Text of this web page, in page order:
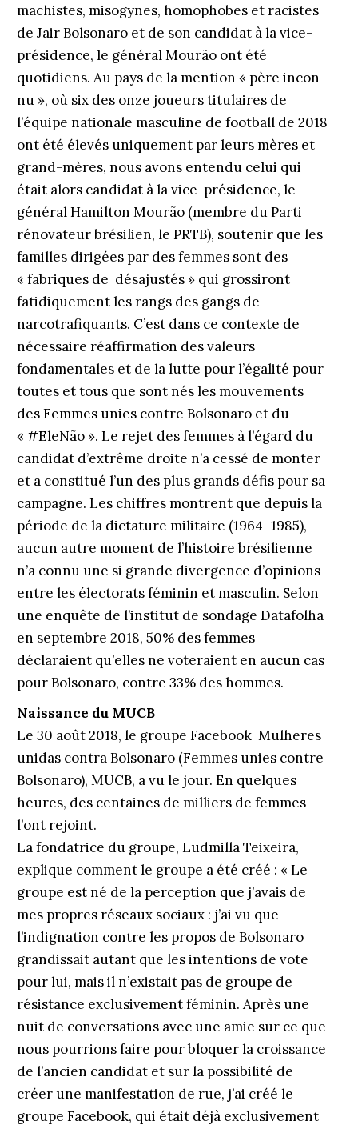
ma­chistes, misogynes, homo­phobes et racistes
de Jair Bolsonaro et de son candidat à la vice-
présidence, le général Mourão ont été
quotidiens. Au pays de la mention « père incon­
nu », où six des onze joueurs titulaires de
l’équipe nationale masculine de football de 2018
ont été élevés uniquement par leurs mères et
grand-mères, nous avons entendu celui qui
était alors candidat à la vice-présidence, le
général Hamilton Mourão (membre du Parti
rénovateur brésilien, le PRTB), soutenir que les
familles dirigées par des femmes sont des
« fabriques de désajustés » qui grossiront
fatidiquement les rangs des gangs de
narcotrafiquants. C’est dans ce contexte de
nécessaire réaffirmation des valeurs
fondamentales et de la lutte pour l’égalité pour
toutes et tous que sont nés les mouvements
des Femmes unies contre Bolsonaro et du
« #EleNão ». Le rejet des femmes à l’égard du
candidat d’extrême droite n’a cessé de monter
et a constitué l’un des plus grands défis pour sa
campagne. Les chiffres montrent que depuis la
période de la dictature militaire (1964–1985),
aucun autre moment de l’histoire brésilienne
n’a connu une si grande divergence d’opinions
entre les électorats féminin et masculin. Selon
une enquête de l’institut de sondage Datafolha
en septembre 2018, 50% des femmes
déclaraient qu’elles ne voteraient en aucun cas
pour Bolsonaro, contre 33% des hommes.
Naissance du MUCB
Le 30 août 2018, le groupe Facebook Mulheres
unidas contra Bolsonaro (Femmes unies contre
Bolsonaro), MUCB, a vu le jour. En quelques
heures, des centaines de milliers de femmes
l’ont rejoint.
La fondatrice du groupe, Ludmilla Teixeira,
explique comment le groupe a été créé : « Le
groupe est né de la perception que j’avais de
mes propres réseaux sociaux : j’ai vu que
l’indignation contre les propos de Bolsonaro
grandissait autant que les intentions de vote
pour lui, mais il n’existait pas de groupe de
résistance exclusivement féminin. Après une
nuit de conversations avec une amie sur ce que
nous pourrions faire pour bloquer la croissance
de l’ancien candidat et sur la possibilité de
créer une manifestation de rue, j’ai créé le
groupe Facebook, qui était déjà exclusivement